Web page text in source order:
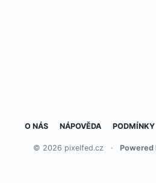
O NÁS NÁPOVĚDA PODMÍNKY
© 2026 pixelfed.cz · Powered